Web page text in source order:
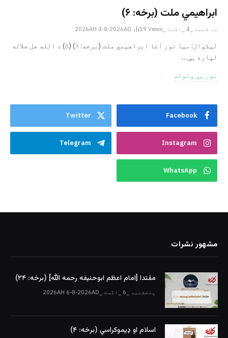
ابراهيمي ملت (برخه: ۶)
سه شنبه _4 _اگست _2026AH 4-8-2026AD 19 Views
ليکوال: میا نور آغا ابراهيمي ملت (برخه: ۶) (۵) د الله جل جلاله
لپاره یې…
نور یی ولوله
Facebook
Twitter
Instagram
Telegram
WhatsApp
مشهور نشرات
مقتدا [امام اعظم ابوحنیفه رحمه الله‎] (برخه: ۲۴)
پنجشنبه _6 _اگست _2026AH 6-8-2026AD
اسلام او ډیموکراسي (برخه: ۴)